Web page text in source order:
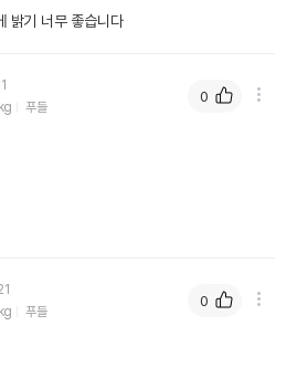
밝기 너무 좋습니다
푸들
0
푸들
0